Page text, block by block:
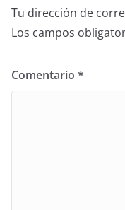
Tu dirección de
Los campos
Comentario *